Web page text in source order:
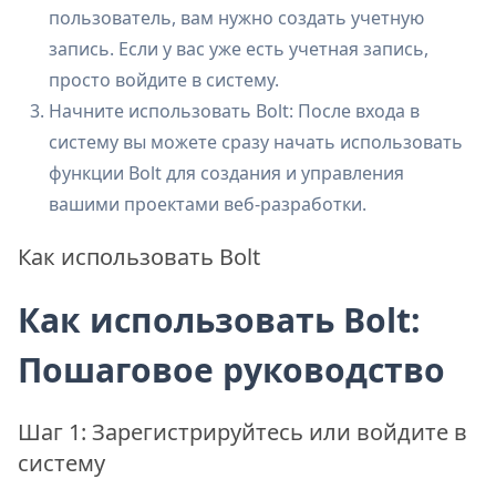
пользователь, вам нужно создать учетную
запись. Если у вас уже есть учетная запись,
просто войдите в систему.
Начните использовать Bolt: После входа в
систему вы можете сразу начать использовать
функции Bolt для создания и управления
вашими проектами веб-разработки.
Как использовать Bolt
Как использовать Bolt:
Пошаговое руководство
Шаг 1: Зарегистрируйтесь или войдите в
систему